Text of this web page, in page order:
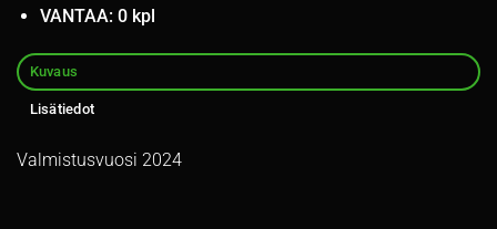
VANTAA: 0 kpl
Kuvaus
Lisätiedot
Valmistusvuosi 2024